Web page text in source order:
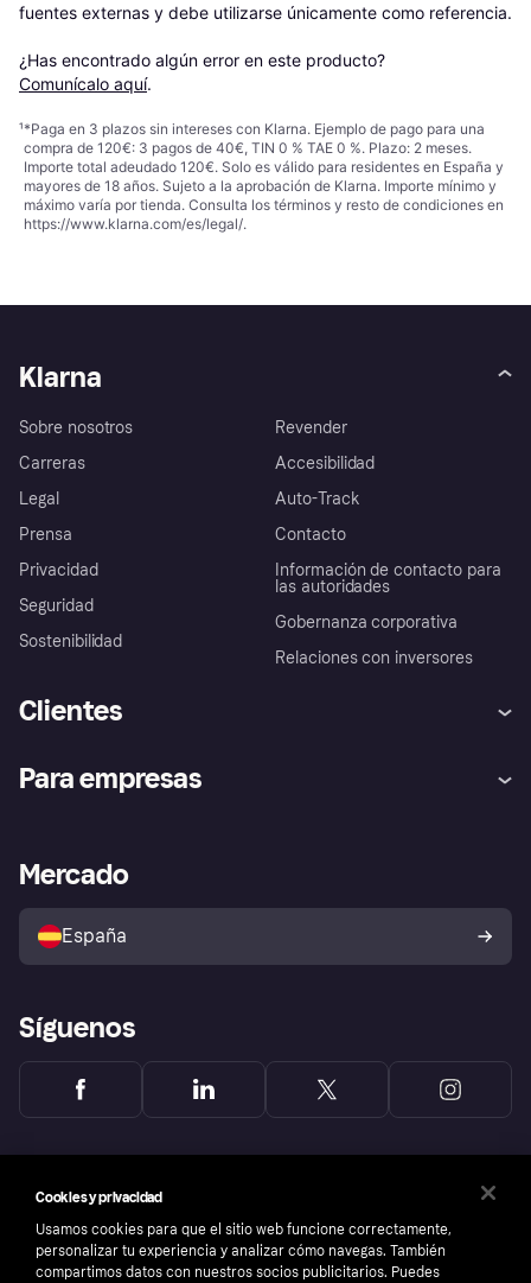
fuentes externas y debe utilizarse únicamente como referencia.
¿Has encontrado algún error en este producto?
Comunícalo aquí.
¹*Paga en 3 plazos sin intereses con Klarna. Ejemplo de pago para una
compra de 120€: 3 pagos de 40€, TIN 0 % TAE 0 %. Plazo: 2 meses.
Importe total adeudado 120€. Solo es válido para residentes en España y
mayores de 18 años. Sujeto a la aprobación de Klarna. Importe mínimo y
máximo varía por tienda. Consulta los términos y resto de condiciones en
https://www.klarna.com/es/legal/.
Klarna
Sobre nosotros
Carreras
Legal
Prensa
Privacidad
Seguridad
Sostenibilidad
Revender
Accesibilidad
Auto-Track
Contacto
Información de contacto para
las autoridades
Gobernanza corporativa
Relaciones con inversores
Clientes
Inicio de sesión
Directorio de tiendas
Política de protección al
comprador de Klarna
Reclamaciones
Para empresas
Acceso empresas
Mercado
España
Síguenos
Cookies y privacidad
Usamos cookies para que el sitio web funcione correctamente,
personalizar tu experiencia y analizar cómo navegas. También
compartimos datos con nuestros socios publicitarios. Puedes